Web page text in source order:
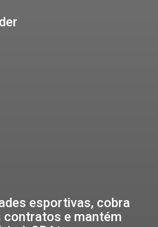
esportivas, cobra
e mantém